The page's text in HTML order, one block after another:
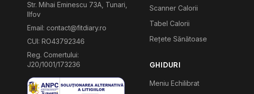
Str. Mihai Eminescu 73A, Tunari,
Ilfov
Email: contact@fitdiary.ro
CUI: RO43792346
Reg. Comertului:
J20/1001/173236
Scanner Calorii
Tabel Calorii
Rețete Sănătoase
GHIDURI
Meniu Echilibrat